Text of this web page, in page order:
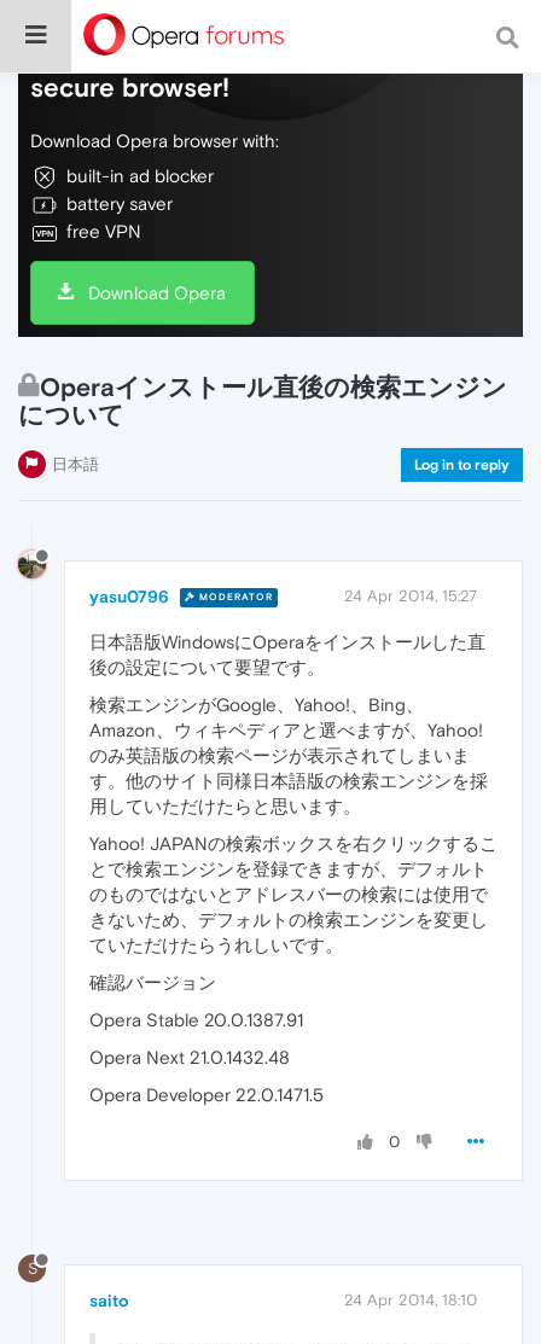
Do more on the web, with a fast and
secure browser!
Download Opera browser with:
built-in ad blocker
battery saver
free VPN
Download Opera
Operaインストール直後の検索エンジン
について
日本語 Log in to reply
yasu0796 MODERATOR 24 Apr 2014, 15:27
日本語版WindowsにOperaをインストールした直
後の設定について要望です。
検索エンジンがGoogle、Yahoo!、Bing、
Amazon、ウィキペディアと選べますが、Yahoo!
のみ英語版の検索ページが表示されてしまいま
す。他のサイト同様日本語版の検索エンジンを採
用していただけたらと思います。
Yahoo! JAPANの検索ボックスを右クリックするこ
とで検索エンジンを登録できますが、デフォルト
のものではないとアドレスバーの検索には使用で
きないため、デフォルトの検索エンジンを変更し
ていただけたらうれしいです。
確認バージョン
Opera Stable 20.0.1387.91
Opera Next 21.0.1432.48
Opera Developer 22.0.1471.5
0
S
saito 24 Apr 2014, 18:10